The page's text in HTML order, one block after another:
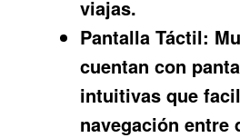
viajas.
Pantalla Táctil:
cuentan con
intuitivas que
navegación entre